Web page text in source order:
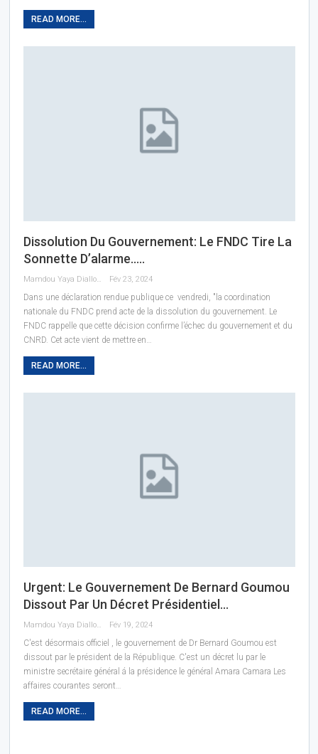
READ MORE...
Dissolution Du Gouvernement: Le FNDC Tire La
Sonnette D’alarme…..
Mamdou Yaya Diallo Fév 23, 2024
Dans une déclaration rendue publique ce vendredi, "la coordination
nationale du FNDC prend acte de la dissolution du gouvernement. Le
FNDC rappelle que cette décision confirme l’échec du gouvernement et du
CNRD. Cet acte vient de mettre en…
READ MORE...
Urgent: Le Gouvernement De Bernard Goumou
Dissout Par Un Décret Présidentiel…
Mamdou Yaya Diallo Fév 19, 2024
C'est désormais officiel , le gouvernement de Dr Bernard Goumou est
dissout par le président de la République. C'est un décret lu par le
ministre secrétaire général á la présidence le général Amara Camara Les
affaires courantes seront…
READ MORE...